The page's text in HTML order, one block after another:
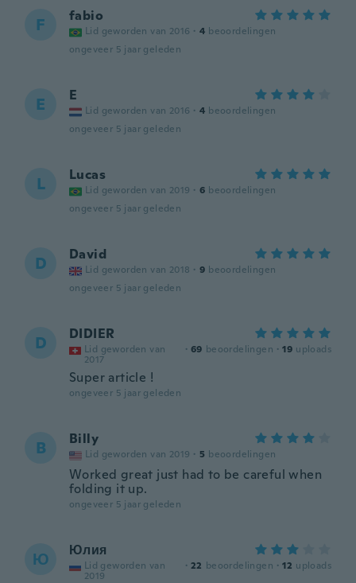
F fabio
Lid geworden van 2016 · 4 beoordelingen
ongeveer 5 jaar geleden
E E
Lid geworden van 2016 · 4 beoordelingen
ongeveer 5 jaar geleden
L Lucas
Lid geworden van 2019 · 6 beoordelingen
ongeveer 5 jaar geleden
D David
Lid geworden van 2018 · 9 beoordelingen
ongeveer 5 jaar geleden
D DIDIER
Lid geworden van
2017
· 69 beoordelingen · 19 uploads
Super article !
ongeveer 5 jaar geleden
B Billy
Lid geworden van 2019 · 5 beoordelingen
Worked great just had to be careful when
folding it up.
ongeveer 5 jaar geleden
Ю Юлия
Lid geworden van
2019
· 22 beoordelingen · 12 uploads